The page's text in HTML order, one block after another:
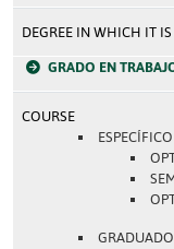
DEGREE IN WHICH IT
GRADO EN
COURSE